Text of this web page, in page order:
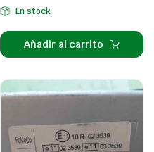
En stock
Añadir al carrito